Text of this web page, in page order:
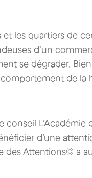
et les quartiers de
d'un
se dégrader.
de la
L’Académie
d’une
des Attentions© a